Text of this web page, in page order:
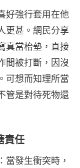
好強行套用在他
更甚。網民分享
真當枱墊，直接
間被打斷，因沒
可想而知理所當
管是對待死物還
責任
當發生衝突時，